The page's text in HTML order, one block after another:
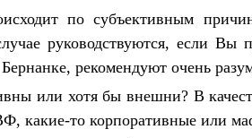
по субъективным
руководствуются, если Вы
рекомендуют очень
или хотя бы внешни? В
какие-то корпоративные или